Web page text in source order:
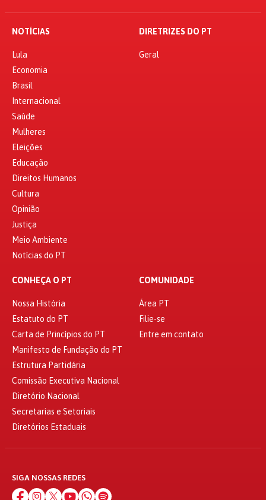
NOTÍCIAS
Lula
Economia
Brasil
Internacional
Saúde
Mulheres
Eleições
Educação
Direitos Humanos
Cultura
Opinião
Justiça
Meio Ambiente
Notícias do PT
DIRETRIZES DO PT
Geral
CONHEÇA O PT
Nossa História
Estatuto do PT
Carta de Princípios do PT
Manifesto de Fundação do PT
Estrutura Partidária
Comissão Executiva Nacional
Diretório Nacional
Secretarias e Setoriais
Diretórios Estaduais
COMUNIDADE
Área PT
Filie-se
Entre em contato
SIGA NOSSAS REDES